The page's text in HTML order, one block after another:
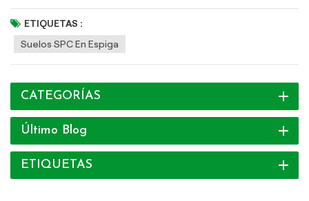
danza con elegancia. Suelo SPC con diseño de espiga, realzando
instantáneamente el espacio con elegancia moderna. Los cálidos
tonos de madera armonizan con muebles minimalistas, creando
un santuario de comodidad y estilo. Esto no es solo un suelo, es
Suelos SPC Es el cambio de juego que su hogar merece. 1. Magia
patrón de espiga Los pisos SPC añaden profundidad y
sofisticación, convirtiendo su sala de estar en un escaparate de
diseño. A diferencia de la madera tradicional, Suelos SPC ofertas:
Estética versátil:Desde el minimalismo moderno (como la
ETIQUETAS :
Suelos SPC En Espiga
CATEGORÍAS
Último Blog
ETIQUETAS